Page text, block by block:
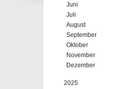
Juni
Juli
August
September
Oktober
November
Dezember
2025